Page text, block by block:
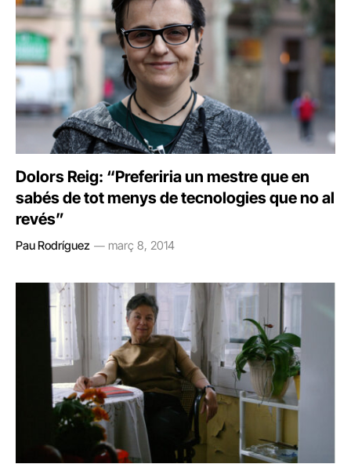
Dolors Reig: “Preferiria un mestre que en
sabés de tot menys de tecnologies que no al
revés”
Pau Rodríguez març 8, 2014